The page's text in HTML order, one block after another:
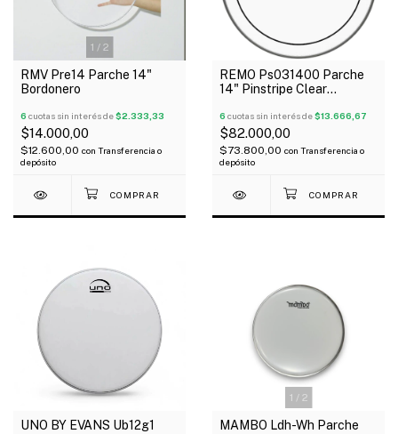
1 / 2
RMV Pre14 Parche 14"
Bordonero
6 cuotas sin interés de$2.333,33
$14.000,00
$12.600,00 con Transferencia o
depósito
REMO Ps031400 Parche
14" Pinstripe Clear
6 cuotas sin interés de$13.666,67
$82.000,00
$73.800,00 con Transferencia o
depósito
UNO BY EVANS Ub12g1
1 / 2
MAMBO Ldh-Wh Parche